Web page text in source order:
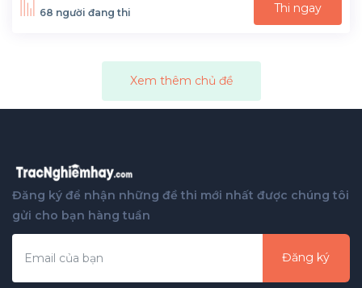
68 người đang thi Thi ngay
Xem thêm chủ đề
Đăng ký để nhận những đề thi mới nhất được chúng tôi
gửi cho bạn hàng tuần
Đăng ký